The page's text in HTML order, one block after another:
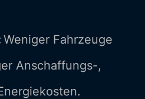
Weniger Fahrzeuge
Anschaffungs-,